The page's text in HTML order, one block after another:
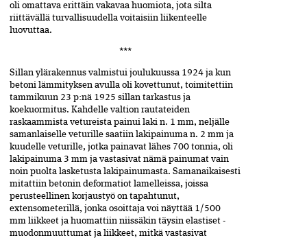
oli omattava erittäin vakavaa huomiota, jota silta
riittävällä turvallisuudella voitaisiin liikenteelle
luovuttaa.
***
Sillan ylärakennus valmistui joulukuussa 1924 ja kun
beto­ni lämmityksen avulla oli kovettunut, toimitettiin
tammikuun 23 p:nä 1925 sillan tarkastus ja
koekuormitus. Kahdelle valtion rautateiden
raskaammista vetureista painui laki n. 1 mm, neljälle
samanlaiselle veturille saatiin lakipainuma n. 2 mm ja
kuudelle veturille, jotka painavat lähes 700 tonnia, oli
lakipainuma 3 mm ja vastasivat nämä painumat vain
noin puolta lasketusta lakipainumasta. Samanaikaisesti
mitattiin betonin deformatiot­ lamelleissa, joissa
perusteellinen korjaustyö on tapahtunut,
extensometerillä, jonka osoittaja voi näyttää ­1/500
mm­­ liikkeet ja huomattiin niissäkin täysin elastiset ­
muodonmuuttumat ja liikkeet, mitkä vastasivat